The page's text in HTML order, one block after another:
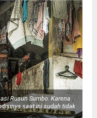
Rusun Sumbo. Karena
saat ini sudah tidak